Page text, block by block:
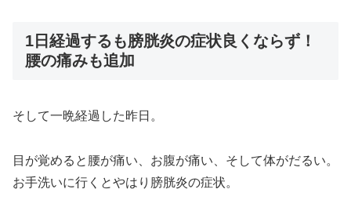
1日経過するも膀胱炎の症状良くならず！
腰の痛みも追加
そして一晩経過した昨日。
目が覚めると腰が痛い、お腹が痛い、そして体がだるい。
お手洗いに行くとやはり膀胱炎の症状。